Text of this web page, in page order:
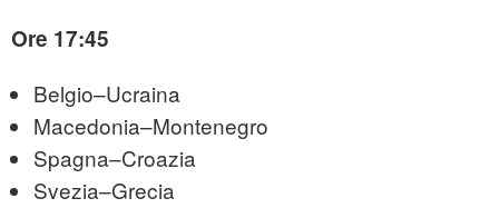
Ore 17:45
Belgio–Ucraina
Macedonia–Montenegro
Spagna–Croazia
Svezia–Grecia